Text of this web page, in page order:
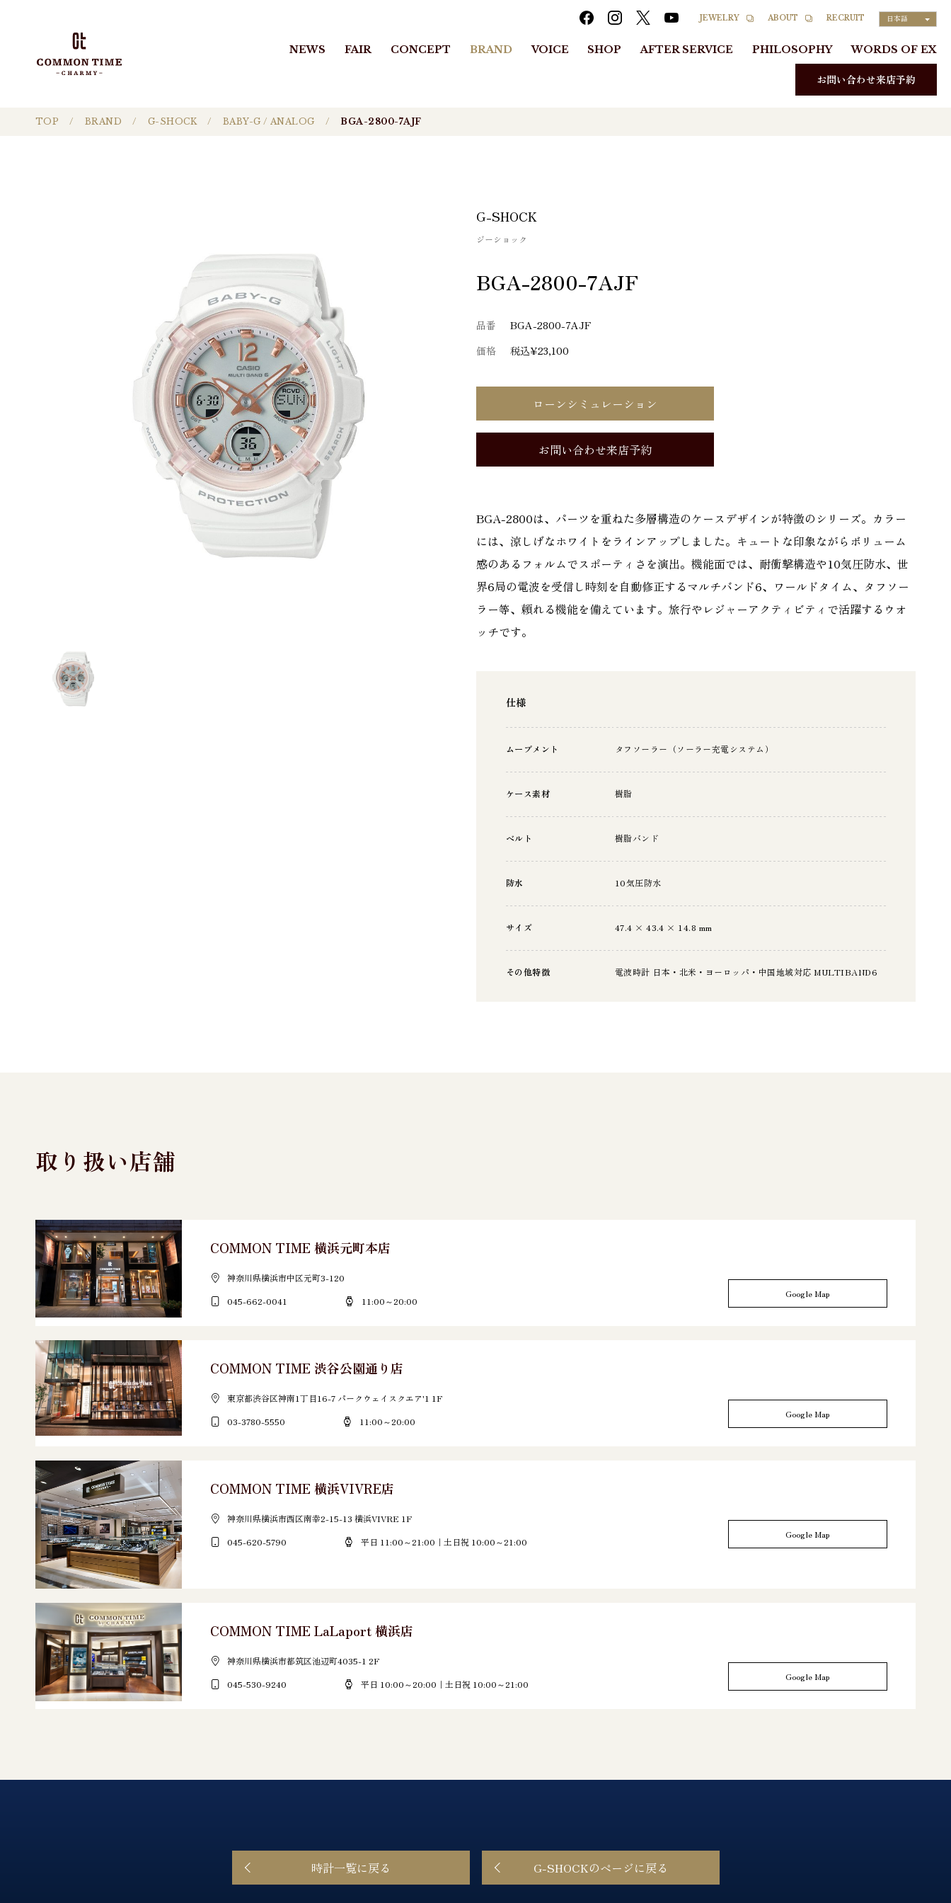
JEWELRY ABOUT RECRUIT 日本語
NEWS FAIR CONCEPT BRAND VOICE SHOP AFTER SERVICE PHILOSOPHY WORDS OF EX
お問い合わせ来店予約
TOP BRAND G-SHOCK BABY-G / ANALOG BGA-2800-7AJF
G-SHOCK
ジーショック
BGA-2800-7AJF
品番
BGA-2800-7AJF
価格
税込¥23,100
ローンシミュレーション
お問い合わせ来店予約
BGA-2800は、パーツを重ねた多層構造のケースデザインが特徴のシリーズ。カラー
には、涼しげなホワイトをラインアップしました。キュートな印象ながらボリューム
感のあるフォルムでスポーティさを演出。機能面では、耐衝撃構造や10気圧防水、世
界6局の電波を受信し時刻を自動修正するマルチバンド6、ワールドタイム、タフソー
ラー等、頼れる機能を備えています。旅行やレジャーアクティビティで活躍するウオ
ッチです。
仕様
ムーブメント タフソーラー（ソーラー充電システム）
ケース素材 樹脂
ベルト 樹脂バンド
防水 10気圧防水
サイズ 47.4 × 43.4 × 14.8 mm
その他特徴 電波時計 日本・北米・ヨーロッパ・中国地域対応 MULTIBAND6
取り扱い店舗
COMMON TIME 横浜元町本店
神奈川県横浜市中区元町3-120
045-662-0041
11:00～20:00
Google Map
COMMON TIME 渋谷公園通り店
東京都渋谷区神南1丁目16-7 パークウェイスクエア'1 1F
03-3780-5550
11:00～20:00
Google Map
COMMON TIME 横浜VIVRE店
神奈川県横浜市西区南幸2-15-13 横浜VIVRE 1F
045-620-5790
平日 11:00～21:00｜土日祝 10:00～21:00
Google Map
COMMON TIME LaLaport 横浜店
神奈川県横浜市都筑区池辺町4035-1 2F
045-530-9240
平日 10:00～20:00｜土日祝 10:00～21:00
Google Map
時計一覧に戻る G-SHOCKのページに戻る